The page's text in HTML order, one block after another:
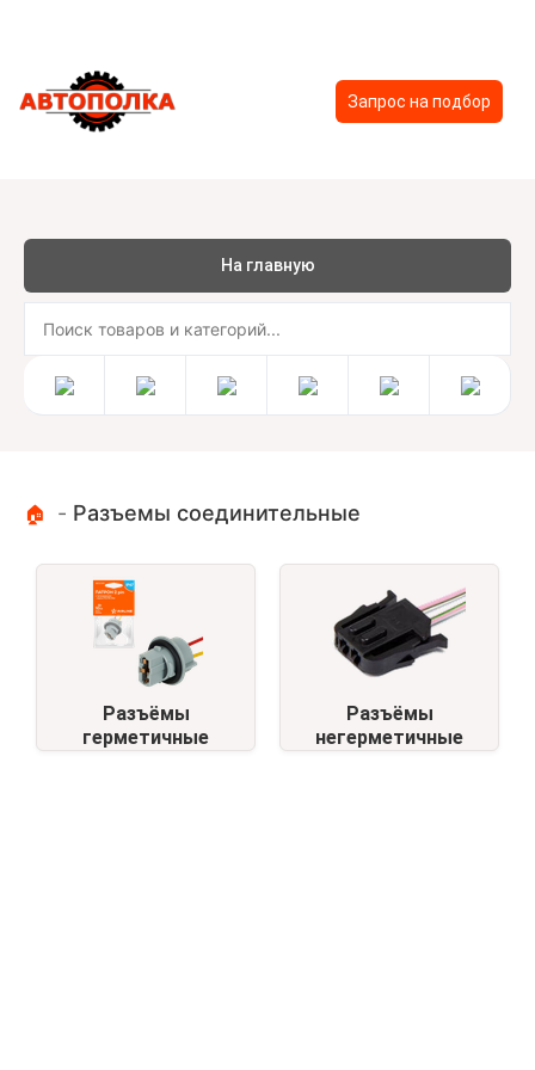
Запрос на подбор
На главную
🏠 - Разъемы соединительные
Разъёмы
герметичные
Разъёмы
негерметичные